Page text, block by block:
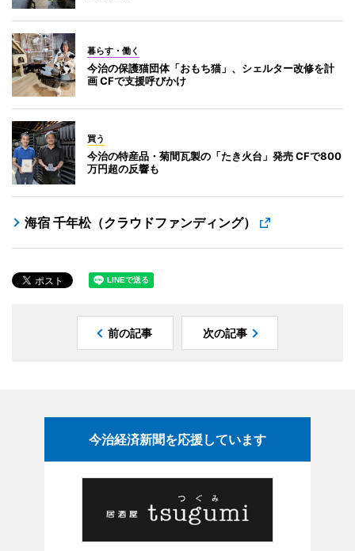
暮らす・働く
今治の保護猫団体「おもち猫」、シェルター改修を計
画 CFで支援呼びかけ
買う
今治の特産品・菊間瓦製の「たき火台」発売 CFで800
万円超の反響も
海宿 千年松（クラウドファンディング）
前の記事 次の記事
今治経済新聞を応援しています